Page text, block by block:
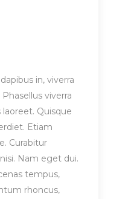
in, viverra
viverra
Quisque
Etiam
Curabitur
Nam eget dui.
tempus,
rhoncus,